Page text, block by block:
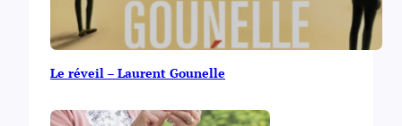
Le réveil – Laurent Gounelle